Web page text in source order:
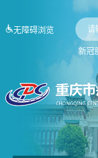
无障碍浏览
新冠